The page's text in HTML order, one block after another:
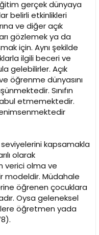
gerçek dünyaya
belirli etkinlikleri
ve diğer açık
gözlemek ya da
için. Aynı şekilde
ilgili beceri ve
gelebilirler. Açık
öğrenme dünyasını
Sınıfın
etmemektedir.
kapsamakla
olarak
verici olma ve
modeldir. Müdahale
öğrenen çocuklara
Oysa geleneksel
öğretmen yada